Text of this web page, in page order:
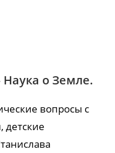
о Земле.
вопросы с